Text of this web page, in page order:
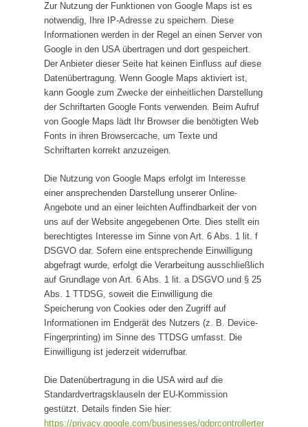
Zur Nutzung der Funktionen von Google Maps ist es
notwendig, Ihre IP-Adresse zu speichern. Diese
Informationen werden in der Regel an einen Server von
Google in den USA übertragen und dort gespeichert.
Der Anbieter dieser Seite hat keinen Einfluss auf diese
Datenübertragung. Wenn Google Maps aktiviert ist,
kann Google zum Zwecke der einheitlichen Darstellung
der Schriftarten Google Fonts verwenden. Beim Aufruf
von Google Maps lädt Ihr Browser die benötigten Web
Fonts in ihren Browsercache, um Texte und
Schriftarten korrekt anzuzeigen.
Die Nutzung von Google Maps erfolgt im Interesse
einer ansprechenden Darstellung unserer Online-
Angebote und an einer leichten Auffindbarkeit der von
uns auf der Website angegebenen Orte. Dies stellt ein
berechtigtes Interesse im Sinne von Art. 6 Abs. 1 lit. f
DSGVO dar. Sofern eine entsprechende Einwilligung
abgefragt wurde, erfolgt die Verarbeitung ausschließlich
auf Grundlage von Art. 6 Abs. 1 lit. a DSGVO und § 25
Abs. 1 TTDSG, soweit die Einwilligung die
Speicherung von Cookies oder den Zugriff auf
Informationen im Endgerät des Nutzers (z. B. Device-
Fingerprinting) im Sinne des TTDSG umfasst. Die
Einwilligung ist jederzeit widerrufbar.
Die Datenübertragung in die USA wird auf die
Standardvertragsklauseln der EU-Kommission
gestützt. Details finden Sie hier:
https://privacy.google.com/businesses/gdprcontrollerter